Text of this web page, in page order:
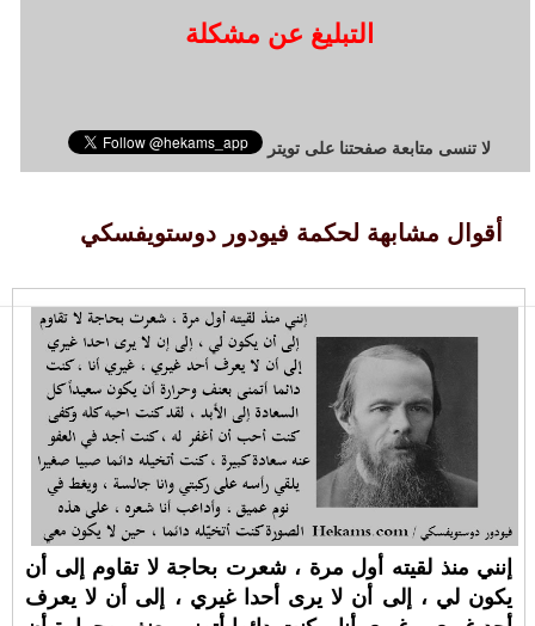
التبليغ عن مشكلة
لا تنسى متابعة صفحتنا على تويتر
أقوال مشابهة لحكمة فيودور دوستويفسكي
إنني منذ لقيته أول مرة ، شعرت بحاجة لا تقاوم إلى أن
يكون لي ، إلى أن لا يرى أحدا غيري ، إلى أن لا يعرف